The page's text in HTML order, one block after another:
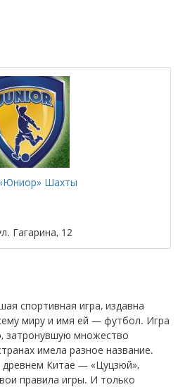
Шахты
Гагарина, 12
спортивная игра, издавна
миру и имя ей — футбол. Игра
затронувшую множество
имела разное название.
Китае — «Цуцзюй»,
правила игры. И только